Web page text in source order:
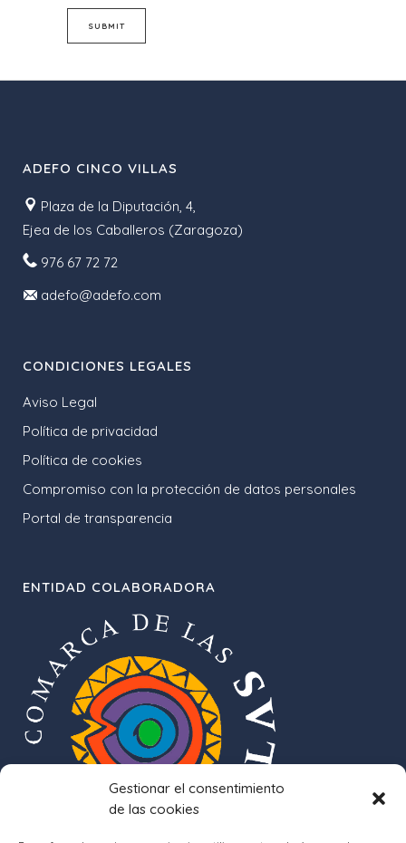
Gestionar el consentimiento
de las cookies
ADEFO CINCO VILLAS
Plaza de la Diputación, 4,
Ejea de los Caballeros (Zaragoza)
976 67 72 72
adefo@adefo.com
CONDICIONES LEGALES
Aviso Legal
Política de privacidad
Política de cookies
Compromiso con la protección de datos personales
Portal de transparencia
ENTIDAD COLABORADORA